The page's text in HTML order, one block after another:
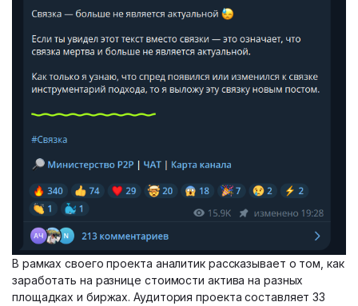
В рамках своего проекта аналитик рассказывает о том, как
заработать на разнице стоимости актива на разных
площадках и биржах. Аудитория проекта составляет 33